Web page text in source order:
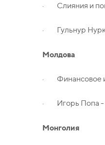
· Слияния и
· Гульнур
Молдова
· Финансовое и
· Игорь Попа -
Монголия